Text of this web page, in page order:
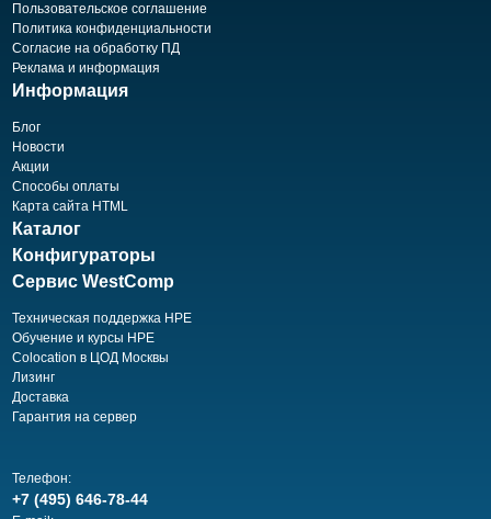
Пользовательское соглашение
Политика конфиденциальности
Согласие на обработку ПД
Реклама и информация
Информация
Блог
Новости
Акции
Способы оплаты
Карта сайта HTML
Каталог
Конфигураторы
Сервис WestComp
Техническая поддержка HPE
Обучение и курсы HPE
Colocation в ЦОД Москвы
Лизинг
Доставка
Гарантия на сервер
Телефон:
+7 (495) 646-78-44